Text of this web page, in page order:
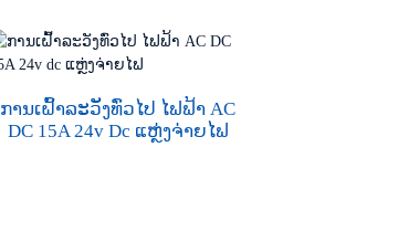
ການເຝົ້າລະວັງທົ່ວໄປ ໄຟຟ້າ AC
DC 15A 24v Dc ແຫຼ່ງຈ່າຍໄຟ